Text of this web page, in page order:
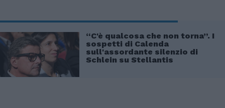
“C'è qualcosa che non torna”. I
sospetti di Calenda
sull'assordante silenzio di
Schlein su Stellantis